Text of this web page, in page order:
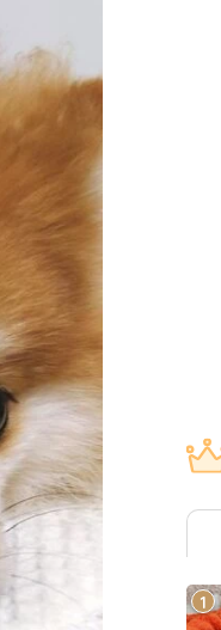
1